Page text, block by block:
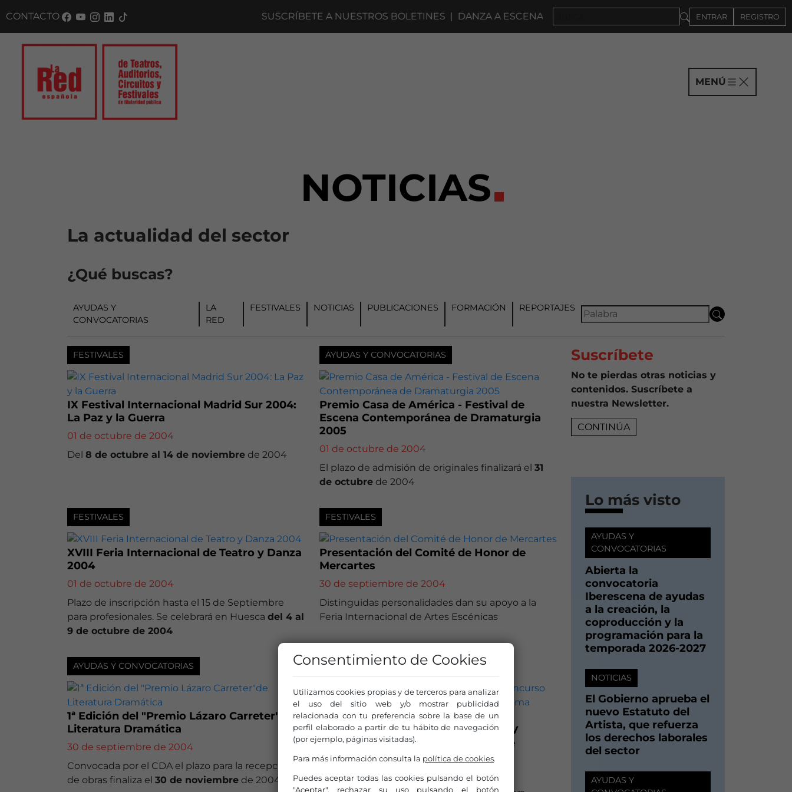
CONTACTO SUSCRÍBETE A NUESTROS BOLETINES|DANZA A ESCENA 2027 · CONVOCATORIA A COMPAÑÍAS HASTA EL 4DE
ENTRAR REGISTRO
MENÚ
NOTICIAS
La actualidad del sector
¿Qué buscas?
AYUDAS Y
CONVOCATORIAS
LA
RED
FESTIVALES NOTICIAS PUBLICACIONES FORMACIÓN REPORTAJES
FESTIVALES
IX Festival Internacional Madrid Sur 2004:
La Paz y la Guerra
01 de octubre de 2004
Del 8 de octubre al 14 de noviembre de 2004
AYUDAS Y CONVOCATORIAS
Premio Casa de América - Festival de
Escena Contemporánea de Dramaturgia
2005
01 de octubre de 2004
El plazo de admisión de originales finalizará el 31
de octubrede 2004
FESTIVALES
XVIII Feria Internacional de Teatro y Danza
2004
01 de octubre de 2004
Plazo de inscripción hasta el 15 de Septiembre
para profesionales. Se celebrará en Huesca del 4 al
9 de octubre de 2004
FESTIVALES
Presentación del Comité de Honor de
Mercartes
30 de septiembre de 2004
Distinguidas personalidades dan su apoyo a la
Feria Internacional de Artes Escénicas
AYUDAS Y CONVOCATORIAS
1ª Edición del "Premio Lázaro Carreter"de
Literatura Dramática
30 de septiembre de 2004
Convocada por el CDA el plazo para la recepción
de obras finaliza el 30 de noviembre de 2004
AYUDAS Y CONVOCATORIAS
La Fundación Albéniz convoca el XV
Concurso Internacional de piano de
Santander Paloma O'shea
30 de septiembre de 2004
Suscríbete
No te pierdas otras noticias y
contenidos. Suscríbete a
nuestra Newsletter.
CONTINÚA
Lo más visto
AYUDAS Y
CONVOCATORIAS
Abierta la
convocatoria
Iberescena de ayudas
a la creación, la
coproducción y la
programación para la
temporada 2026-2027
NOTICIAS
El Gobierno aprueba el
nuevo Estatuto del
Artista, que refuerza
los derechos laborales
del sector
AYUDAS Y
Consentimiento de Cookies
Utilizamos cookies propias y de terceros para analizar
el uso del sitio web y/o mostrar publicidad
relacionada con tu preferencia sobre la base de un
perfil elaborado a partir de tu hábito de navegación
(por ejemplo, páginas visitadas).
Para más información consulta la política de cookies.
Puedes aceptar todas las cookies pulsando el botón
"Aceptar", rechazar su uso pulsando el botón